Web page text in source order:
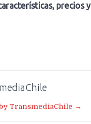
precios y
TransmediaChile →